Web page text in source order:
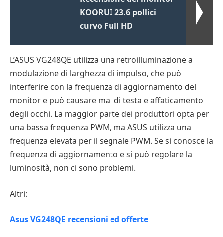
KOORUI 23.6 pollici
curvo Full HD
L’ASUS VG248QE utilizza una retroilluminazione a
modulazione di larghezza di impulso, che può
interferire con la frequenza di aggiornamento del
monitor e può causare mal di testa e affaticamento
degli occhi. La maggior parte dei produttori opta per
una bassa frequenza PWM, ma ASUS utilizza una
frequenza elevata per il segnale PWM. Se si conosce la
frequenza di aggiornamento e si può regolare la
luminosità, non ci sono problemi.
Altri:
Asus VG248QE recensioni ed offerte